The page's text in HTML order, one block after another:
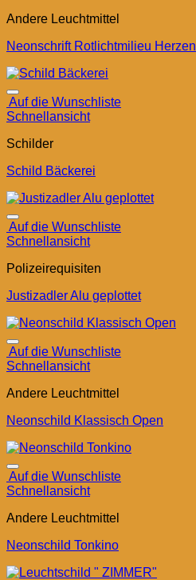
Andere Leuchtmittel
Neonschrift Rotlichtmilieu Herzen
Auf die Wunschliste
Schnellansicht
Schilder
Schild Bäckerei
Auf die Wunschliste
Schnellansicht
Polizeirequisiten
Justizadler Alu geplottet
Auf die Wunschliste
Schnellansicht
Andere Leuchtmittel
Neonschild Klassisch Open
Auf die Wunschliste
Schnellansicht
Andere Leuchtmittel
Neonschild Tonkino